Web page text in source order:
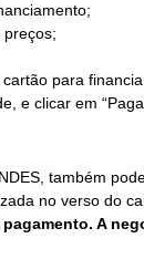
para
e clicar em
também
no verso do
pagamento. A